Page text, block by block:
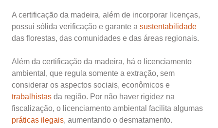
A certificação da madeira, além de incorporar licenças,
possui sólida verificação e garante a sustentabilidade
das florestas, das comunidades e das áreas regionais.
Além da certificação da madeira, há o licenciamento
ambiental, que regula somente a extração, sem
considerar os aspectos sociais, econômicos e
trabalhistas da região. Por não haver rigidez na
fiscalização, o licenciamento ambiental facilita algumas
práticas ilegais, aumentando o desmatamento.